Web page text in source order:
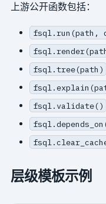
上游公开函数包括：
fsql.run(path,
fsql.tree(path)
fsql.validate()
层级模板示例